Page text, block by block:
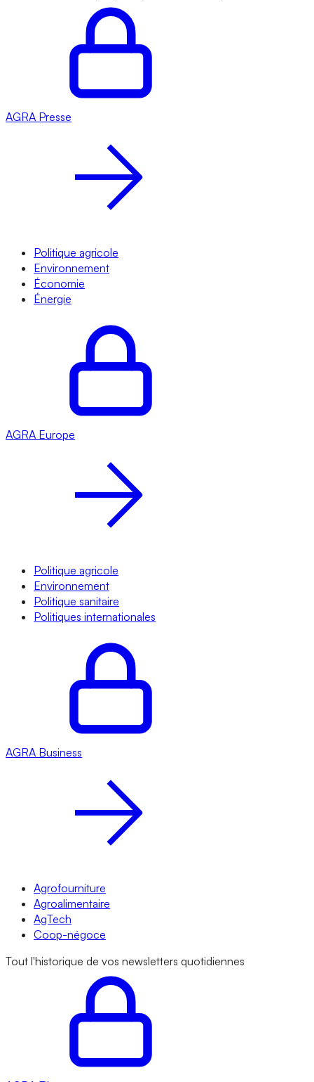
AGRA Presse
Politique agricole
Environnement
Économie
Énergie
AGRA Europe
Politique agricole
Environnement
Politique sanitaire
Politiques internationales
AGRA Business
Agrofourniture
Agroalimentaire
AgTech
Coop-négoce
Tout l'historique de vos newsletters quotidiennes